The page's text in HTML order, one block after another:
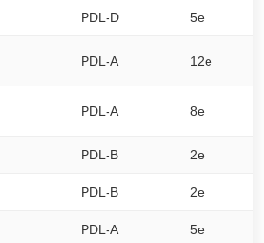
PDL-D 5e
PDL-A 12e
PDL-A 8e
PDL-B 2e
PDL-B 2e
PDL-A 5e